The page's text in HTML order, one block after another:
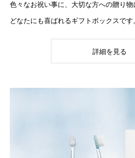
色々なお祝い事に、大切な方への贈り物
どなたにも喜ばれるギフトボックスです
詳細を見る